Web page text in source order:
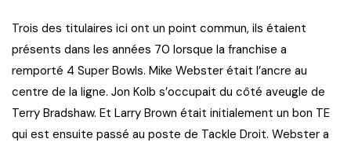
Trois des titulaires ici ont un point commun, ils étaient
présents dans les années 70 lorsque la franchise a
remporté 4 Super Bowls. Mike Webster était l’ancre au
centre de la ligne. Jon Kolb s’occupait du côté aveugle de
Terry Bradshaw. Et Larry Brown était initialement un bon TE
qui est ensuite passé au poste de Tackle Droit. Webster a